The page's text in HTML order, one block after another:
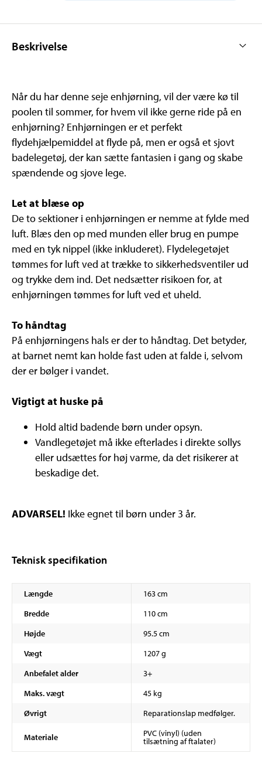
Beskrivelse
Når du har denne seje enhjørning, vil der være kø til
poolen til sommer, for hvem vil ikke gerne ride på en
enhjørning? Enhjørningen er et perfekt
flydehjælpemiddel at flyde på, men er også et sjovt
badelegetøj, der kan sætte fantasien i gang og skabe
spændende og sjove lege.
Let at blæse op
De to sektioner i enhjørningen er nemme at fylde med
luft. Blæs den op med munden eller brug en pumpe
med en tyk nippel (ikke inkluderet). Flydelegetøjet
tømmes for luft ved at trække to sikkerhedsventiler ud
og trykke dem ind. Det nedsætter risikoen for, at
enhjørningen tømmes for luft ved et uheld.
To håndtag
På enhjørningens hals er der to håndtag. Det betyder,
at barnet nemt kan holde fast uden at falde i, selvom
der er bølger i vandet.
Vigtigt at huske på
Hold altid badende børn under opsyn.
Vandlegetøjet må ikke efterlades i direkte sollys
eller udsættes for høj varme, da det risikerer at
beskadige det.
ADVARSEL! Ikke egnet til børn under 3 år.
Teknisk specifikation
Længde
163 cm
Bredde
110 cm
Højde
95.5 cm
Vægt
1207 g
Anbefalet alder
3+
Maks. vægt
45 kg
Øvrigt
Reparationslap medfølger.
Materiale PVC (vinyl) (uden
tilsætning af ftalater)